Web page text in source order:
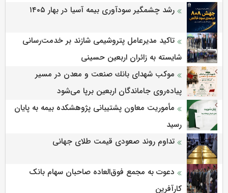
رشد چشمگیر سودآوری بیمه آسیا در بهار ۱۴۰۵
تاکید مدیرعامل پتروشیمی شازند بر خدمت‌رسانی
شایسته به زائران اربعین حسینی
موكب شهدای بانك صنعت و معدن در مسیر
پیاده‌روی جاماندگان اربعین برپا می‌شود
مأموریت معاون پشتیبانی پژوهشكده بیمه به پایان
رسید
تداوم روند صعودی قیمت طلای جهانی
دعوت به مجمع فوق‌العاده صاحبان سهام بانک
کارآفرین